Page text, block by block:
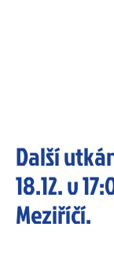
Další
18.12. v
Meziříčí.